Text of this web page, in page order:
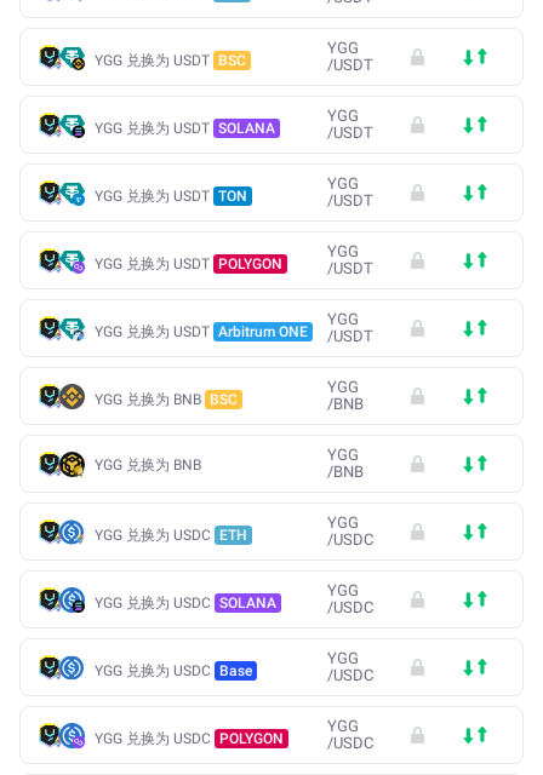
YGG 兑换为 USDT BSC
YGG
/USDT
YGG 兑换为 USDT SOLANA
YGG
/USDT
YGG 兑换为 USDT TON
YGG
/USDT
YGG 兑换为 USDT POLYGON
YGG
/USDT
YGG 兑换为 USDT Arbitrum ONE
YGG
/USDT
YGG 兑换为 BNB BSC
YGG
/BNB
YGG 兑换为 BNB
YGG
/BNB
YGG 兑换为 USDC ETH
YGG
/USDC
YGG 兑换为 USDC SOLANA
YGG
/USDC
YGG 兑换为 USDC Base
YGG
/USDC
YGG 兑换为 USDC POLYGON
YGG
/USDC